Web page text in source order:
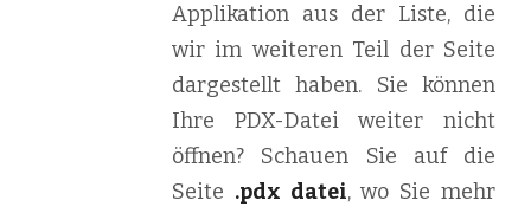
Applikation aus der Liste, die
wir im weiteren Teil der Seite
dargestellt haben. Sie können
Ihre PDX-Datei weiter nicht
öffnen? Schauen Sie auf die
Seite .pdx datei, wo Sie mehr